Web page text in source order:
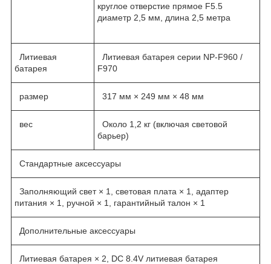
круглое отверстие прямое F5.5
диаметр 2,5 мм, длина 2,5 метра
Литиевая
батарея
Литиевая батарея серии NP-F960 /
F970
размер 317 мм × 249 мм × 48 мм
вес
Около 1,2 кг (включая световой
барьер)
Стандартные аксессуары
Заполняющий свет × 1, световая плата × 1, адаптер
питания × 1, ручной × 1, гарантийный талон × 1
Дополнительные аксессуары
Литиевая батарея × 2, DC 8.4V литиевая батарея